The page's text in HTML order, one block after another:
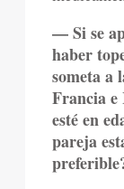
— Si se
haber
someta a
Francia e
esté en
pareja